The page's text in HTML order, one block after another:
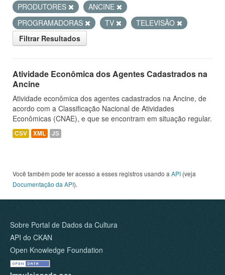
PRODUTORES
ANCINE
PROGRAMADORAS
TV
TELEVISÃO
Filtrar Resultados
Atividade Econômica dos Agentes Cadastrados na
Ancine
Atividade econômica dos agentes cadastrados na Ancine, de
acordo com a Classificação Nacional de Atividades
Econômicas (CNAE), e que se encontram em situação regular.
CSV XML JS
Você também pode ter acesso a esses registros usando a API (veja
Documentação da API).
Sobre Portal de Dados da Cultura
API do CKAN
Open Knowledge Foundation